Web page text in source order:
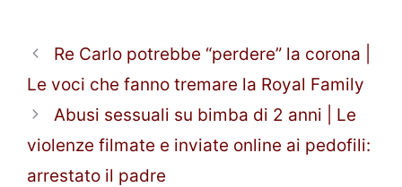
Re Carlo potrebbe “perdere” la corona |
Le voci che fanno tremare la Royal Family
Abusi sessuali su bimba di 2 anni | Le
violenze filmate e inviate online ai pedofili:
arrestato il padre